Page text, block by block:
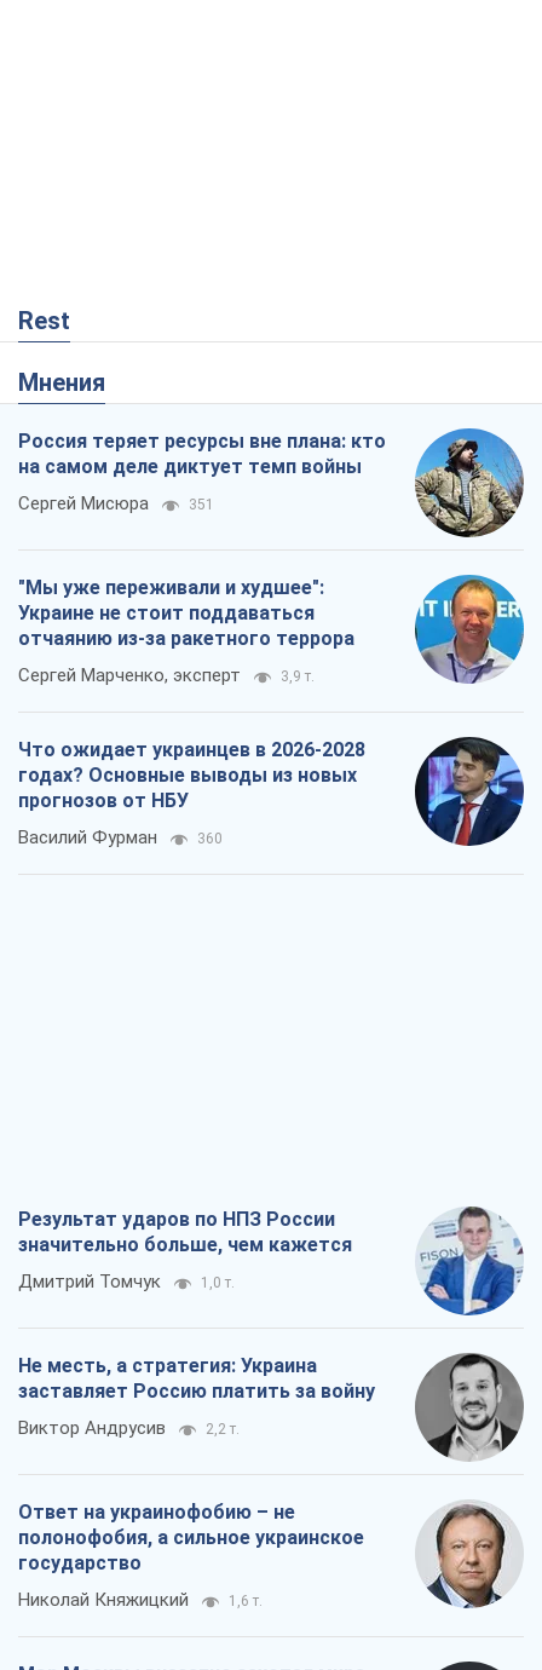
Rest
Мнения
Россия теряет ресурсы вне плана: кто
на самом деле диктует темп войны
Сергей Мисюра 351
"Мы уже переживали и худшее":
Украине не стоит поддаваться
отчаянию из-за ракетного террора
Сергей Марченко, эксперт 3,9 т.
Что ожидает украинцев в 2026-2028
годах? Основные выводы из новых
прогнозов от НБУ
Василий Фурман 360
Результат ударов по НПЗ России
значительно больше, чем кажется
Дмитрий Томчук 1,0 т.
Не месть, а стратегия: Украина
заставляет Россию платить за войну
Виктор Андрусив 2,2 т.
Ответ на украинофобию – не
полонофобия, а сильное украинское
государство
Николай Княжицкий 1,6 т.